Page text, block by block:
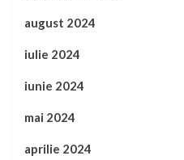
august 2024
iulie 2024
iunie 2024
mai 2024
aprilie 2024